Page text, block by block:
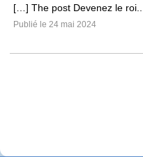
[…] The post Devenez le roi...
Publié le 24 mai 2024